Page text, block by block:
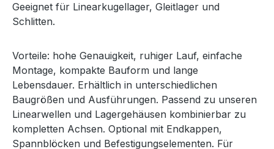
Geeignet für Linearkugellager, Gleitlager und
Schlitten.
Vorteile: hohe Genauigkeit, ruhiger Lauf, einfache
Montage, kompakte Bauform und lange
Lebensdauer. Erhältlich in unterschiedlichen
Baugrößen und Ausführungen. Passend zu unseren
Linearwellen und Lagergehäusen kombinierbar zu
kompletten Achsen. Optional mit Endkappen,
Spannblöcken und Befestigungselementen. Für